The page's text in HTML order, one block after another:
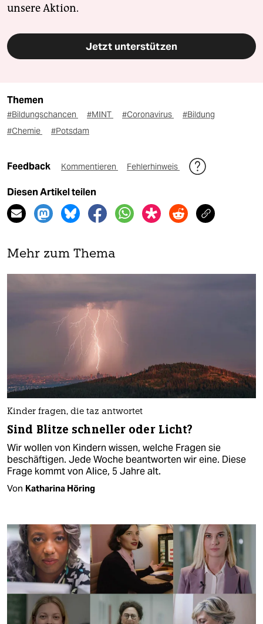
unsere Aktion.
Jetzt unterstützen
Themen
#Bildungschancen #MINT #Coronavirus
#Bildung
#Chemie
#Potsdam
Feedback Kommentieren Fehlerhinweis
Diesen Artikel teilen
Mehr zum Thema
Kinder fragen, die taz antwortet
Sind Blitze schneller oder Licht?
Wir wollen von Kindern wissen, welche Fragen sie
beschäftigen. Jede Woche beantworten wir eine. Diese
Frage kommt von Alice, 5 Jahre alt.
Von Katharina Höring